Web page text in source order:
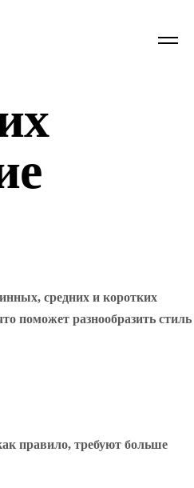
средних и коротких
поможет разнообразить стиль
правило, требуют больше